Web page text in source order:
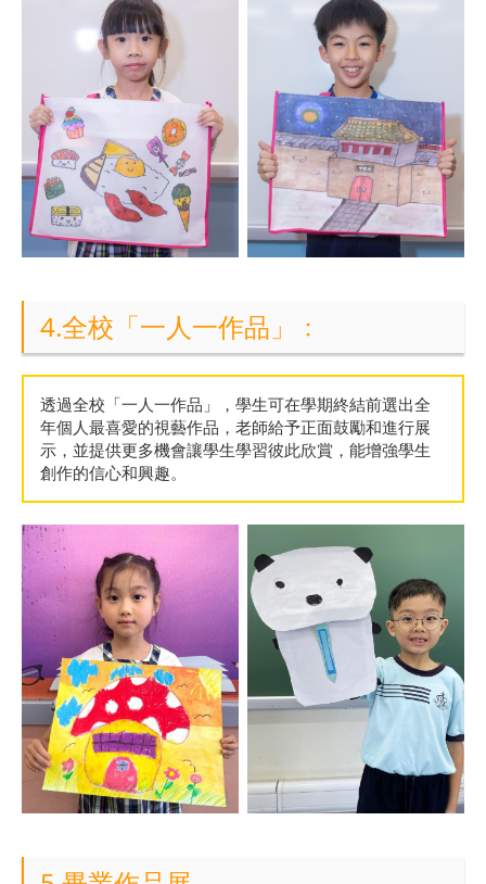
4.全校「一人一作品」﹕
透過全校「一人一作品」，學生可在學期終結前選出全
年個人最喜愛的視藝作品，老師給予正面鼓勵和進行展
示，並提供更多機會讓學生學習彼此欣賞，能增強學生
創作的信心和興趣。